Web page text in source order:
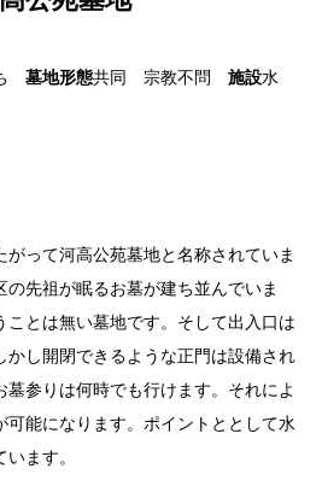
墓地形態共同 宗教不問 施設水
って河高公苑墓地と名称されていま
先祖が眠るお墓が建ち並んでいま
ことは無い墓地です。そして出入口は
かし開閉できるような正門は設備され
参りは何時でも行けます。それによ
可能になります。ポイントととして水
ます。